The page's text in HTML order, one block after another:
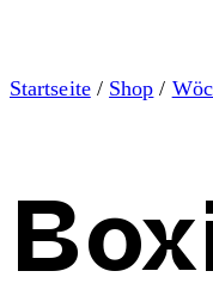
Startseite/ Shop /